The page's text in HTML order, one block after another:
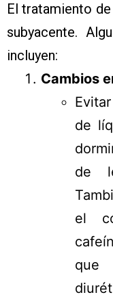
El tratamiento
subyacente.
incluyen:
Cambios
de
de
el
que